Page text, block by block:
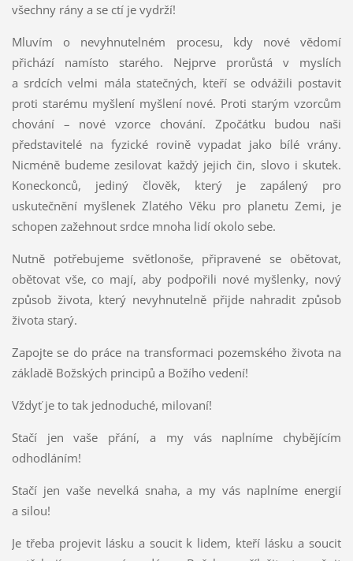
všechny rány a se ctí je vydrží!
Mluvím o nevyhnutelném procesu, kdy nové vědomí
přichází namísto starého. Nejprve prorůstá v myslích
a srdcích velmi mála statečných, kteří se odvážili postavit
proti starému myšlení myšlení nové. Proti starým vzorcům
chování – nové vzorce chování. Zpočátku budou naši
představitelé na fyzické rovině vypadat jako bílé vrány.
Nicméně budeme zesilovat každý jejich čin, slovo i skutek.
Koneckonců, jediný člověk, který je zapálený pro
uskutečnění myšlenek Zlatého Věku pro planetu Zemi, je
schopen zažehnout srdce mnoha lidí okolo sebe.
Nutně potřebujeme světlonoše, připravené se obětovat,
obětovat vše, co mají, aby podpořili nové myšlenky, nový
způsob života, který nevyhnutelně přijde nahradit způsob
života starý.
Zapojte se do práce na transformaci pozemského života na
základě Božských principů a Božího vedení!
Vždyť je to tak jednoduché, milovaní!
Stačí jen vaše přání, a my vás naplníme chybějícím
odhodláním!
Stačí jen vaše nevelká snaha, a my vás naplníme energií
a silou!
Je třeba projevit lásku a soucit k lidem, kteří lásku a soucit